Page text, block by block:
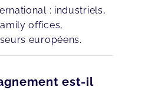
: industriels,
offices,
européens.
est-il